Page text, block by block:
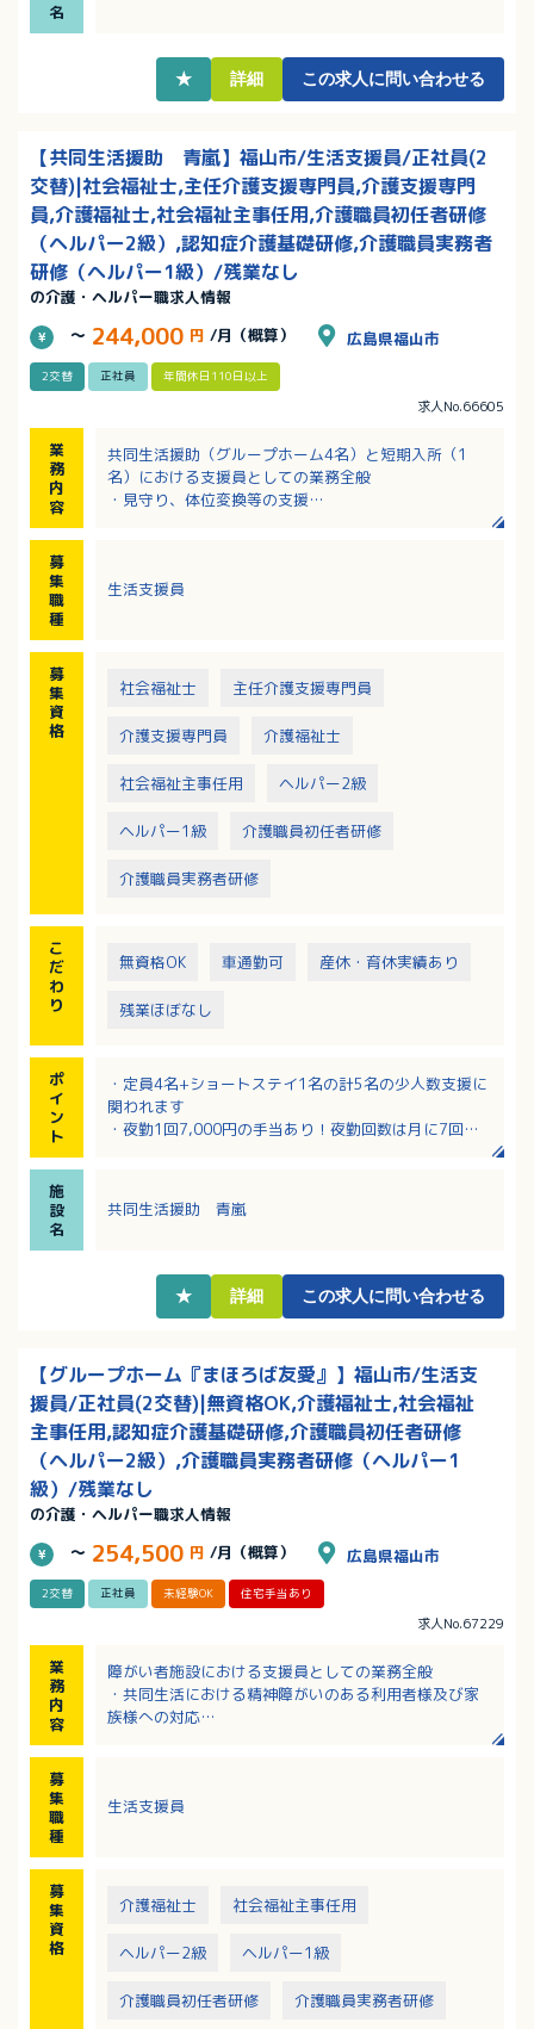
名
★ 詳細 この求人に問い合わせる
【共同生活援助 青嵐】福山市/生活支援員/正社員(2
交替)|社会福祉士,主任介護支援専門員,介護支援専門
員,介護福祉士,社会福祉主事任用,介護職員初任者研修
（ヘルパー2級）,認知症介護基礎研修,介護職員実務者
研修（ヘルパー1級）/残業なし
の介護・ヘルパー職求人情報
～ 244,000 円 /月（概算） 広島県福山市
2交替 正社員 年間休日110日以上
求人No.66605
業
務
内
容
共同生活援助（グループホーム4名）と短期入所（1
名）における支援員としての業務全般
・見守り、体位変換等の支援
募
集
職
種
生活支援員
募
集
資
格
社会福祉士 主任介護支援専門員
介護支援専門員 介護福祉士
社会福祉主事任用 ヘルパー2級
ヘルパー1級 介護職員初任者研修
介護職員実務者研修
こ
だ
わ
り
無資格OK 車通勤可 産休・育休実績あり
残業ほぼなし
ポ
イ
ン
ト
・定員4名+ショートステイ1名の計5名の少人数支援に
関われます
・夜勤1回7,000円の手当あり！夜勤回数は月に7回程
は別途手当あり！
・時間外労働なし！16：00～翌10：00の間での月10
施
設
名
共同生活援助 青嵐
★ 詳細 この求人に問い合わせる
【グループホーム『まほろば友愛』】福山市/生活支
援員/正社員(2交替)|無資格OK,介護福祉士,社会福祉
主事任用,認知症介護基礎研修,介護職員初任者研修
（ヘルパー2級）,介護職員実務者研修（ヘルパー1
級）/残業なし
の介護・ヘルパー職求人情報
～ 254,500 円 /月（概算） 広島県福山市
2交替 正社員 未経験OK 住宅手当あり
求人No.67229
業
務
内
容
障がい者施設における支援員としての業務全般
・共同生活における精神障がいのある利用者様及び家
族様への対応
・利用者様不調時の診察同行
募
集
職
種
生活支援員
募
集
資
格
介護福祉士 社会福祉主事任用
ヘルパー2級 ヘルパー1級
介護職員初任者研修 介護職員実務者研修